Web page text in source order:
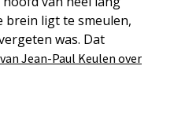
brein ligt te smeulen,
was. Dat
Jean-Paul Keulen over